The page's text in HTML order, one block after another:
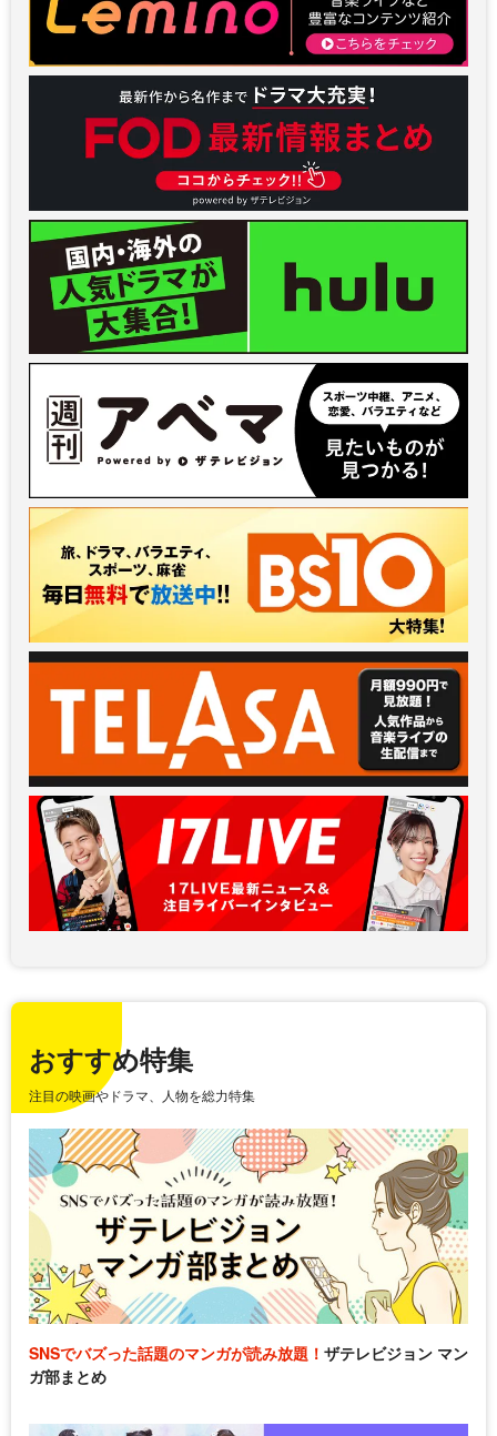
おすすめ特集
注目の映画やドラマ、人物を総力特集
SNSでバズった話題のマンガが読み放題！ ザテレビジョン マン
ガ部まとめ